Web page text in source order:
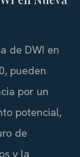
de DWI en
pueden
por un
potencial,
de
y la